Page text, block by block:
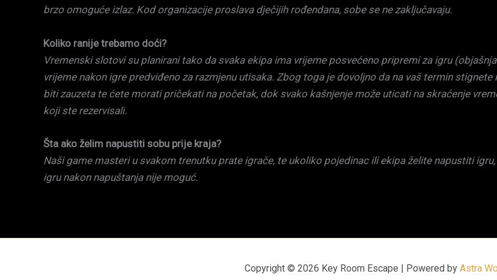
brzo omoguće izlaz. Kod organizacije proslava dječijih rođendana, sobe se ne zaključavaju.
Koliko ranije trebamo doći?
Vremenski slotovi su planirani tako da svaka ekipa ima vrijeme posvećeno pripremi za igru
vrijeme nakon igre predviđeno za razmjenu utisaka. Zbog toga je dovoljno da na vaš termin
biti zauzeta te ćete morati pričekati na početak, dok svako kašnjenje može uticati na skraćenje
koji ste rezervisali.
Šta ako želim napustiti sobu prije kraja?
Naši game masteri u svakom trenutku prate igrače, te ukoliko pojedinac ili ekipa želite napustiti
igru nakon napuštanja nije moguć.
Copyright © 2026 Key Room Escape | Powered by Astra